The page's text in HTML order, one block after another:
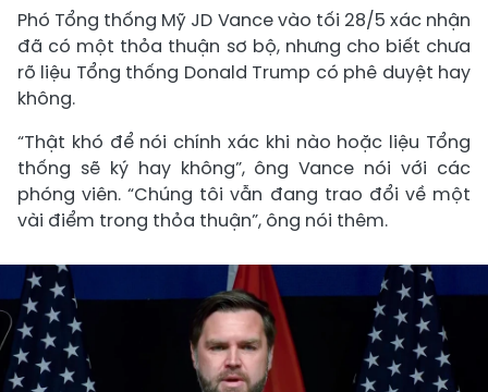
Phó Tổng thống Mỹ JD Vance vào tối 28/5 xác nhận
đã có một thỏa thuận sơ bộ, nhưng cho biết chưa
rõ liệu Tổng thống Donald Trump có phê duyệt hay
không.
“Thật khó để nói chính xác khi nào hoặc liệu Tổng
thống sẽ ký hay không”, ông Vance nói với các
phóng viên. “Chúng tôi vẫn đang trao đổi về một
vài điểm trong thỏa thuận”, ông nói thêm.